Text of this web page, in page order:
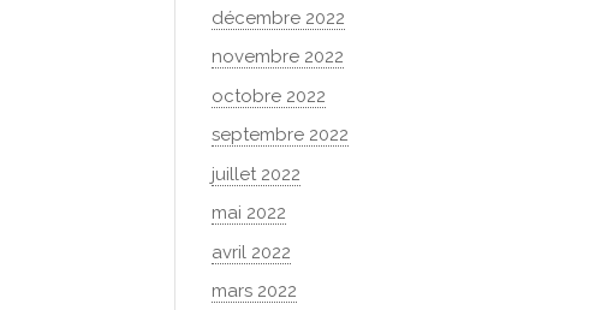
décembre 2022
novembre 2022
octobre 2022
septembre 2022
juillet 2022
mai 2022
avril 2022
mars 2022